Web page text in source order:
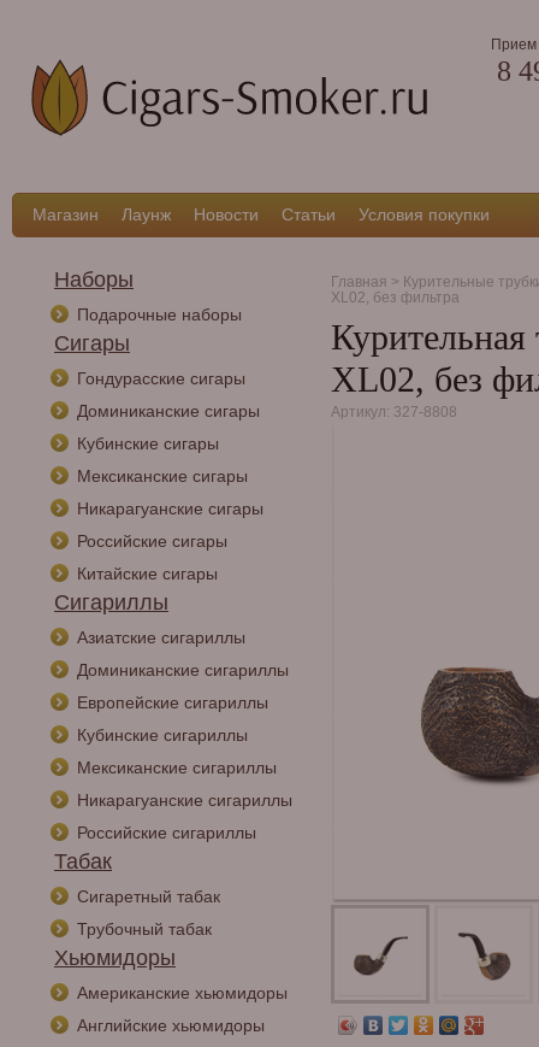
Прием
8
Магазин Лаунж Новости Статьи Условия покупки
Наборы
Подарочные наборы
Сигары
Гондурасские сигары
Доминиканские сигары
Кубинские сигары
Мексиканские сигары
Никарагуанские сигары
Российские сигары
Китайские сигары
Сигариллы
Азиатские сигариллы
Доминиканские сигариллы
Европейские сигариллы
Кубинские сигариллы
Мексиканские сигариллы
Никарагуанские сигариллы
Российские сигариллы
Табак
Сигаретный табак
Трубочный табак
Хьюмидоры
Американские хьюмидоры
Английские хьюмидоры
Главная > Курительные
XL02, без фильтра
XL02, без
Артикул: 327-8808